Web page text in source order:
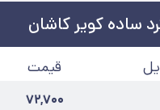
ساده کویر کاشان
قیمت
۷۲,۷۰۰